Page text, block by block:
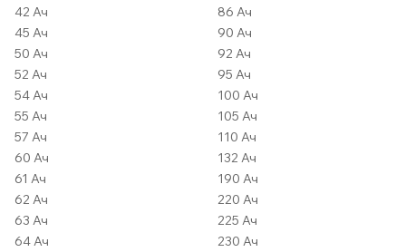
42 Ач
45 Ач
50 Ач
52 Ач
54 Ач
55 Ач
57 Ач
60 Ач
61 Ач
62 Ач
63 Ач
64 Ач
86 Ач
90 Ач
92 Ач
95 Ач
100 Ач
105 Ач
110 Ач
132 Ач
190 Ач
220 Ач
225 Ач
230 Ач